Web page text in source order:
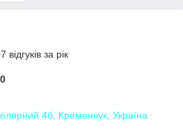
за рік
4б, Кременчук, Україна